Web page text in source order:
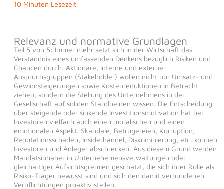
10 Minuten Lesezeit
Relevanz und normative Grundlagen
Teil 5 von 5: Immer mehr setzt sich in der Wirtschaft das
Verständnis eines umfassenden Denkens bezüglich Risiken und
Chancen durch. Aktionäre, interne und externe
Anspruchsgruppen (Stakeholder) wollen nicht nur Umsatz- und
Gewinnsteigerungen sowie Kostenreduktionen in Betracht
ziehen, sondern die Stellung des Unternehmens in der
Gesellschaft auf soliden Standbeinen wissen. Die Entscheidung
über steigende oder sinkende Investitionsmotivation hat bei
Investoren vielfach auch einen moralischen und einen
emotionalen Aspekt. Skandale, Betrügereien, Korruption,
Reputationsschäden, Insiderhandel, Diskriminierung, etc. können
Investoren und Anleger abschrecken. Aus diesem Grund werden
Mandatsinhaber in Unternehemensverwaltungen oder
gleichartiger Aufsichtsgremien geschätzt, die sich ihrer Rolle als
Risiko-Träger bewusst sind und sich den damit verbundenen
Verpflichtungen proaktiv stellen.